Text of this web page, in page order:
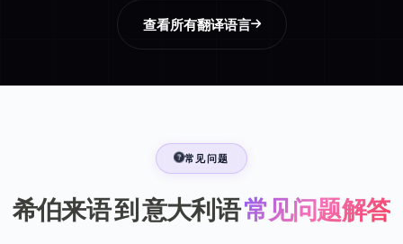
查看所有翻译语言
常见问题
希伯来语 到 意大利语常见问题解答